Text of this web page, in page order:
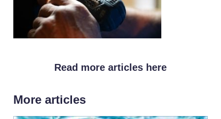
Read more articles here
More articles